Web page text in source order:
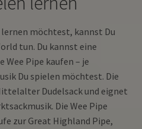
lernen möchtest, kannst Du
tun. Du kannst eine
Wee Pipe kaufen – je
Du spielen möchtest. Die
Dudelsack und eignet
Die Wee Pipe
zur Great Highland Pipe,